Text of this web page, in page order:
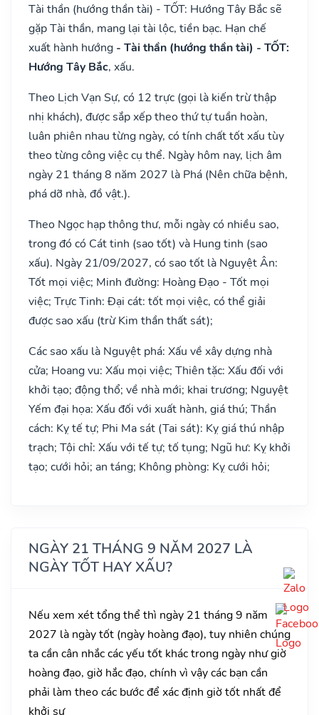
Tài thần (hướng thần tài) - TỐT: Hướng Tây Bắc sẽ
gặp Tài thần, mang lại tài lộc, tiền bạc. Hạn chế
xuất hành hướng - Tài thần (hướng thần tài) - TỐT:
Hướng Tây Bắc, xấu.
Theo Lịch Vạn Sự, có 12 trực (gọi là kiến trừ thập
nhị khách), được sắp xếp theo thứ tự tuần hoàn,
luân phiên nhau từng ngày, có tính chất tốt xấu tùy
theo từng công việc cụ thể. Ngày hôm nay, lịch âm
ngày 21 tháng 8 năm 2027 là Phá (Nên chữa bệnh,
phá dỡ nhà, đồ vật.).
Theo Ngọc hạp thông thư, mỗi ngày có nhiều sao,
trong đó có Cát tinh (sao tốt) và Hung tinh (sao
xấu). Ngày 21/09/2027, có sao tốt là Nguyệt Ân:
Tốt mọi việc; Minh đường: Hoàng Đạo - Tốt mọi
việc; Trực Tinh: Đại cát: tốt mọi việc, có thể giải
được sao xấu (trừ Kim thần thất sát);
Các sao xấu là Nguyệt phá: Xấu về xây dựng nhà
cửa; Hoang vu: Xấu mọi việc; Thiên tặc: Xấu đối với
khởi tạo; động thổ; về nhà mới; khai trương; Nguyệt
Yếm đại họa: Xấu đối với xuất hành, giá thú; Thần
cách: Kỵ tế tự; Phi Ma sát (Tai sát): Kỵ giá thú nhập
trạch; Tội chỉ: Xấu với tế tự; tố tụng; Ngũ hư: Kỵ khởi
tạo; cưới hỏi; an táng; Không phòng: Kỵ cưới hỏi;
NGÀY 21 THÁNG 9 NĂM 2027 LÀ
NGÀY TỐT HAY XẤU?
Nếu xem xét tổng thể thì ngày 21 tháng 9 năm
2027 là ngày tốt (ngày hoàng đạo), tuy nhiên chúng
ta cần cân nhắc các yếu tốt khác trong ngày như giờ
hoàng đạo, giờ hắc đạo, chính vì vậy các bạn cần
phải làm theo các bước để xác định giờ tốt nhất để
khởi sự